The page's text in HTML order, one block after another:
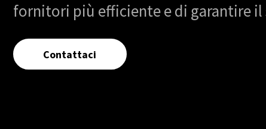
fornitori più efficiente e di garantire il
Contattaci